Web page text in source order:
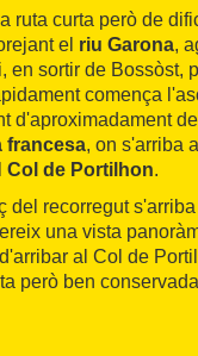
ruta curta però de
el riu Garona,
en sortir de Bossòst,
comença
d'aproximadament
francesa, on s'arriba
Col de Portilhon.
del recorregut s'arriba
una vista
al Col de
però ben conservada